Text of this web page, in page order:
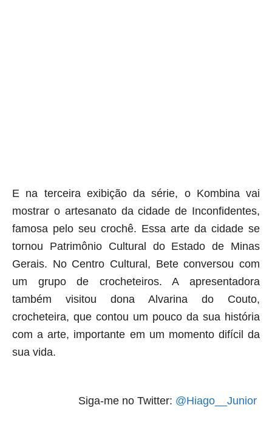
E na terceira exibição da série, o Kombina vai
mostrar o artesanato da cidade de Inconfidentes,
famosa pelo seu crochê. Essa arte da cidade se
tornou Patrimônio Cultural do Estado de Minas
Gerais. No Centro Cultural, Bete conversou com
um grupo de crocheteiros. A apresentadora
também visitou dona Alvarina do Couto,
crocheteira, que contou um pouco da sua história
com a arte, importante em um momento difícil da
sua vida.
Siga-me no Twitter: @Hiago__Junior